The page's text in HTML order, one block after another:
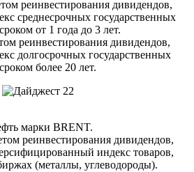
реинвестирования дивидендов,
среднесрочных государственных
от 1 года до 3 лет.
реинвестирования дивидендов,
долгосрочных государственных
более 20 лет.
марки BRENT.
реинвестирования дивидендов,
индекс товаров,
(металлы, углеводороды).